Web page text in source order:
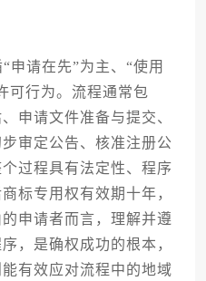
请在先”为主、“使用
可行为。流程通常包
申请文件准备与提交、
审定公告、核准注册公
过程具有法定性、程序
标专用权有效期十年，
申请者而言，理解并遵
，是确权成功的根本，
有效应对流程中的地域